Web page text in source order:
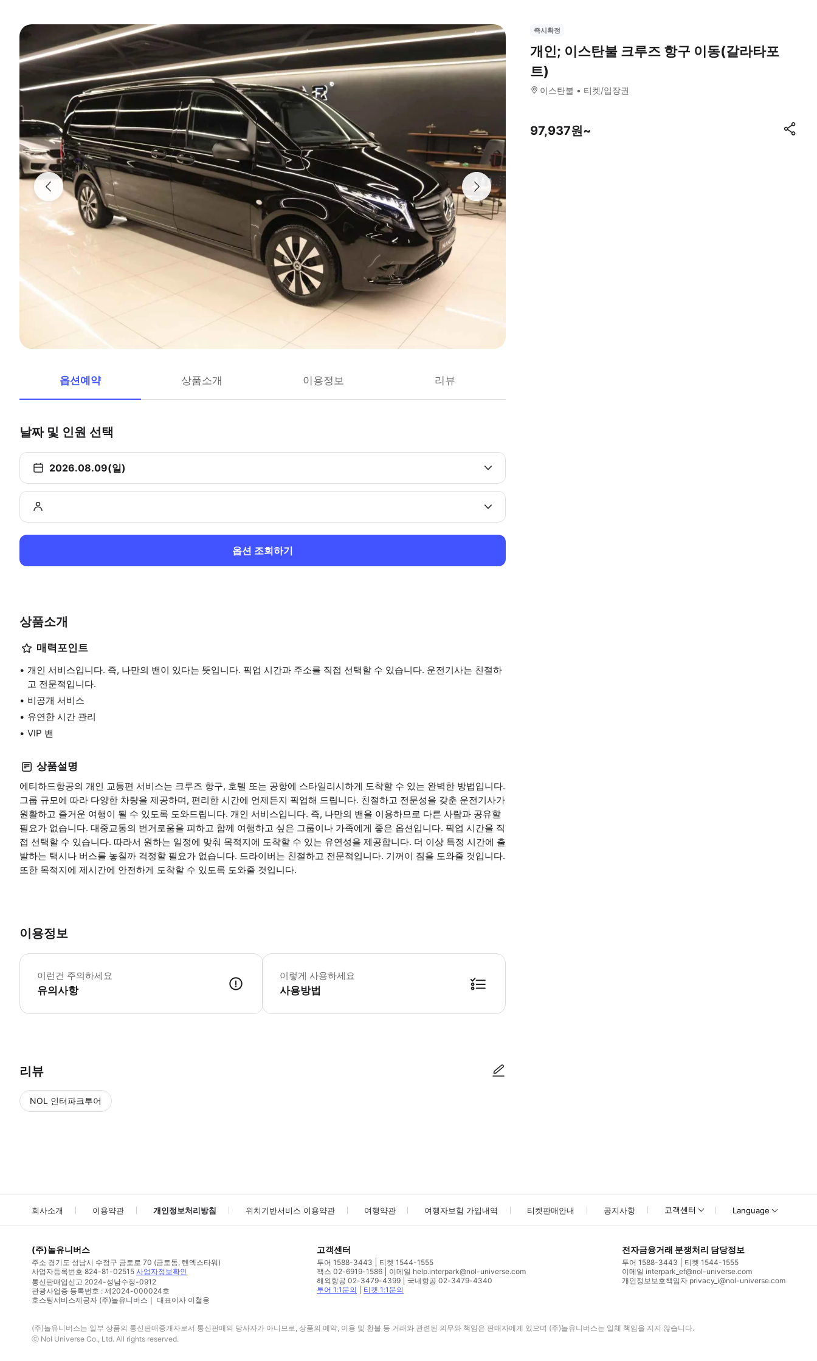
옵션예약 상품소개 이용정보 리뷰
날짜 및 인원 선택
2026.08.09(일)
옵션 조회하기
상품소개
매력포인트
개인 서비스입니다. 즉, 나만의 밴이 있다는 뜻입니다. 픽업 시간과 주소를 직접 선택할 수 있습니다. 운전기사는 친절하
고 전문적입니다.
비공개 서비스
유연한 시간 관리
VIP 밴
상품설명
에티하드항공의 개인 교통편 서비스는 크루즈 항구, 호텔 또는 공항에 스타일리시하게 도착할 수 있는 완벽한 방법입니다.
그룹 규모에 따라 다양한 차량을 제공하며, 편리한 시간에 언제든지 픽업해 드립니다. 친절하고 전문성을 갖춘 운전기사가
원활하고 즐거운 여행이 될 수 있도록 도와드립니다. 개인 서비스입니다. 즉, 나만의 밴을 이용하므로 다른 사람과 공유할
필요가 없습니다. 대중교통의 번거로움을 피하고 함께 여행하고 싶은 그룹이나 가족에게 좋은 옵션입니다. 픽업 시간을 직
접 선택할 수 있습니다. 따라서 원하는 일정에 맞춰 목적지에 도착할 수 있는 유연성을 제공합니다. 더 이상 특정 시간에 출
발하는 택시나 버스를 놓칠까 걱정할 필요가 없습니다. 드라이버는 친절하고 전문적입니다. 기꺼이 짐을 도와줄 것입니다.
또한 목적지에 제시간에 안전하게 도착할 수 있도록 도와줄 것입니다.
이용정보
이런건 주의하세요
유의사항
예약이 완료되면 자세한 내용을 알려드리기 위해 연락드리겠습니다. * 소요시간 : 20분-40분 (옵션에 따라 소요 시간이 다를 수 있으니, 예약 시 확인 부탁드
이렇게 사용하세요
사용방법
리뷰
NOL 인터파크투어
즉시확정
개인; 이스탄불 크루즈 항구 이동(갈라타포
트)
이스탄불 티켓/입장권
97,937원~
회사소개 이용약관 개인정보처리방침 위치기반서비스 이용약관 여행약관 여행자보험 가입내역 티켓판매안내 공지사항 고객센터 Language
(주)놀유니버스
주소 경기도 성남시 수정구 금토로 70 (금토동, 텐엑스타워)
사업자등록번호 824-81-02515 사업자정보확인
통신판매업신고 2024-성남수정-0912
관광사업증 등록번호 : 제2024-000024호
호스팅서비스제공자 (주)놀유니버스｜ 대표이사 이철웅
고객센터
투어 1588-3443
티켓 1544-1555
팩스 02-6919-1586
이메일 help.interpark@nol-universe.com
해외항공 02-3479-4399
국내항공 02-3479-4340
투어 1:1문의
티켓 1:1문의
전자금융거래 분쟁처리 담당정보
투어 1588-3443
티켓 1544-1555
이메일 interpark_ef@nol-universe.com
개인정보보호책임자 privacy_i@nol-universe.com
(주)놀유니버스는 일부 상품의 통신판매중개자로서 통신판매의 당사자가 아니므로, 상품의 예약, 이용 및 환불 등 거래와 관련된 의무와 책임은 판매자에게 있으며 (주)놀유니버스는 일체 책임을 지지 않습니다.
ⓒ Nol Universe Co., Ltd. All rights reserved.